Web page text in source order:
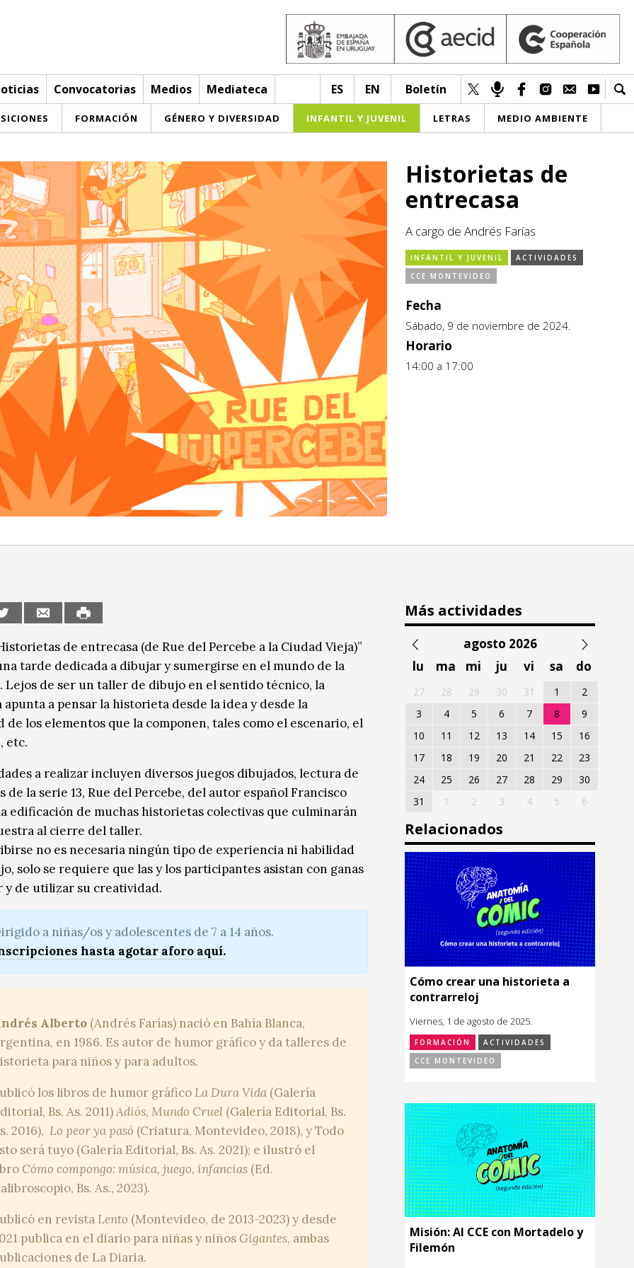
Convocatorias Medios Mediateca ES EN Boletín
FORMACIÓN GÉNERO Y DIVERSIDAD INFANTIL Y JUVENIL LETRAS MEDIO AMBIENTE
Historietas de
entrecasa
A cargo de Andrés Farías
INFANTIL Y JUVENIL
ACTIVIDADES
CCE MONTEVIDEO
Fecha
Sábado, 9 de noviembre de 2024.
Horario
14:00 a 17:00
de entrecasa (de Rue del Percebe a la Ciudad Vieja)”
tarde dedicada a dibujar y sumergirse en el mundo de la
Lejos de ser un taller de dibujo en el sentido técnico, la
apunta a pensar la historieta desde la idea y desde la
de los elementos que la componen, tales como el escenario, el
etc.
a realizar incluyen diversos juegos dibujados, lectura de
de la serie 13, Rue del Percebe, del autor español Francisco
edificación de muchas historietas colectivas que culminarán
al cierre del taller.
no es necesaria ningún tipo de experiencia ni habilidad
solo se requiere que las y los participantes asistan con ganas
y de utilizar su creatividad.
a niñas/os y adolescentes de 7 a 14 años.
hasta agotar aforo aquí.
Alberto (Andrés Farías) nació en Bahía Blanca,
en 1986. Es autor de humor gráfico y da talleres de
para niños y para adultos.
los libros de humor gráfico La Dura Vida (Galería
Bs. As. 2011)Adiós, Mundo Cruel (Galería Editorial, Bs.
2016), Lo peor ya pasó (Criatura, Montevideo, 2018), y Todo
será tuyo (Galería Editorial, Bs. As. 2021); e ilustró el
Cómo compongo: música, juego, infancias (Ed.
Bs. As., 2023).
en revista Lento (Montevideo, de 2013-2023) y desde
publica en el diario para niñas y niños Gigantes, ambas
de La Diaria.
Más actividades
agosto 2026
lu
ma mi ju vi sa do
27 28 29 30 31 1
2
3
4 5 6 7 8
9
10
11 12 13 14 15
16
17
18 19 20 21 22
23
24
25 26 27 28 29
30
31
1 2 3 4 5 6
Relacionados
Cómo crear una historieta a
contrarreloj
Viernes, 1 de agosto de 2025.
FORMACIÓN
ACTIVIDADES
CCE MONTEVIDEO
Misión: Al CCE con Mortadelo y
Filemón